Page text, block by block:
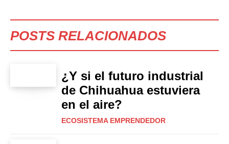
POSTS RELACIONADOS
¿Y si el futuro industrial
de Chihuahua estuviera
en el aire?
ECOSISTEMA EMPRENDEDOR